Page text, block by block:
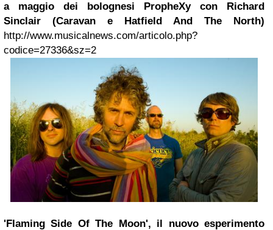
a maggio dei bolognesi
PropheXycon Richard
Sinclair (Caravan e Hatfield And The North)
http://www.musicalnews.com/articolo.php?
codice=27336&sz=2
'Flaming Side Of The Moon', il nuovo esperimento